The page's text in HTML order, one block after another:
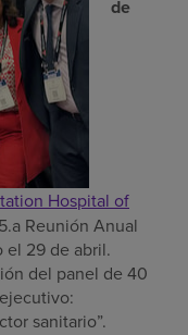
de
Hospital of
Reunión Anual
el 29 de abril.
del panel de 40
sanitario”.